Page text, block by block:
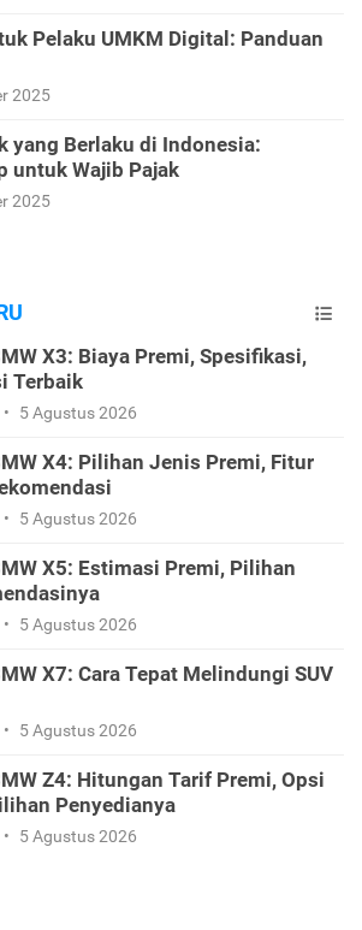
Pelaku UMKM Digital: Panduan
2025
yang Berlaku di Indonesia:
untuk Wajib Pajak
2025
X3: Biaya Premi, Spesifikasi,
Terbaik
• 5 Agustus 2026
X4: Pilihan Jenis Premi, Fitur
• 5 Agustus 2026
X5: Estimasi Premi, Pilihan
• 5 Agustus 2026
X7: Cara Tepat Melindungi SUV
• 5 Agustus 2026
Z4: Hitungan Tarif Premi, Opsi
Penyedianya
• 5 Agustus 2026